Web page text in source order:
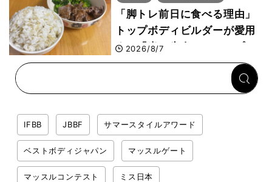
「脚トレ前日に食べる理由」
トップボディビルダーが愛用
する「米＋牛肉」のシンプル
回復メシとは？
2026/8/7
IFBB JBBF サマースタイルアワード
ベストボディジャパン マッスルゲート
マッスルコンテスト ミス日本